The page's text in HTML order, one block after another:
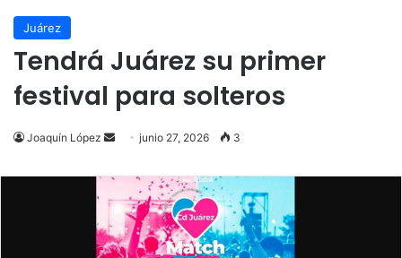
Juárez
Tendrá Juárez su primer
festival para solteros
Joaquín López
Send
email
junio 27, 2026 3